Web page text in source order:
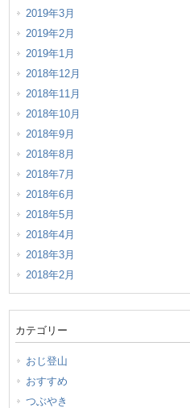
2019年3月
2019年2月
2019年1月
2018年12月
2018年11月
2018年10月
2018年9月
2018年8月
2018年7月
2018年6月
2018年5月
2018年4月
2018年3月
2018年2月
カテゴリー
おじ登山
おすすめ
つぶやき